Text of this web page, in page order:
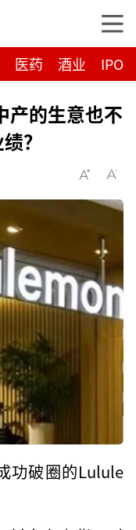
医药 酒业 IPO
的生意也不
？
功破圈的Lulule